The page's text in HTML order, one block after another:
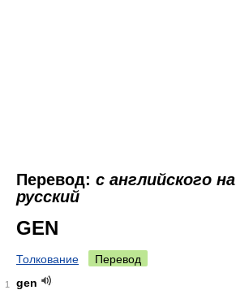
Перевод: с английского на
русский
GEN
Толкование Перевод
1
gen